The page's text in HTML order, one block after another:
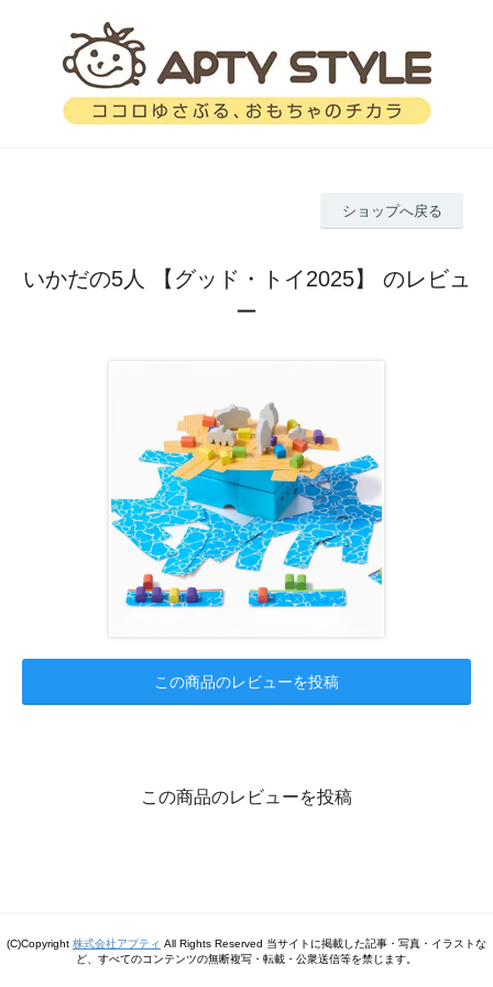
ショップへ戻る
いかだの5人 【グッド・トイ2025】 のレビュ
ー
この商品のレビューを投稿
この商品のレビューを投稿
(C)Copyright 株式会社アプティ All Rights Reserved 当サイトに掲載した記事・写真・イラストな
ど、すべてのコンテンツの無断複写・転載・公衆送信等を禁じます。